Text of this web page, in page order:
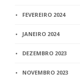
FEVEREIRO 2024
JANEIRO 2024
DEZEMBRO 2023
NOVEMBRO 2023